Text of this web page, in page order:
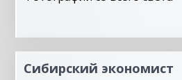
Сибирский экономист